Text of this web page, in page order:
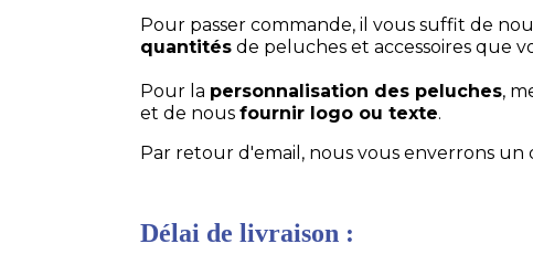
Pour passer commande, il vous suffit de
quantités de peluches et accessoires que
Pour la personnalisation des peluches,
et de nous fournir logo ou texte.
Par retour d'email, nous vous enverrons un
Délai de livraison :